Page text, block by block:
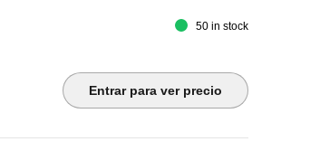
3.2 Gen 1 (Type A) ¦ USB 3.2 Gen 1 (Type A (power only))
50 in stock
Entrar para ver precio